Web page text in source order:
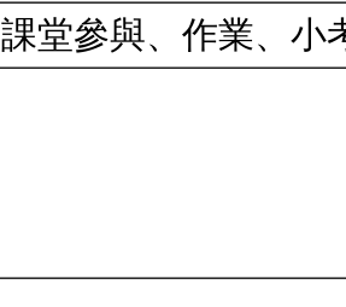
課堂參與、作業、小